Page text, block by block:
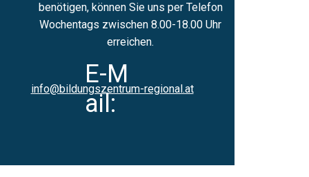
benötigen, können Sie uns per Telefon
Wochentags zwischen 8.00-18.00 Uhr
erreichen.
E-M​
ail:
info@bildungszentrum-regional.at